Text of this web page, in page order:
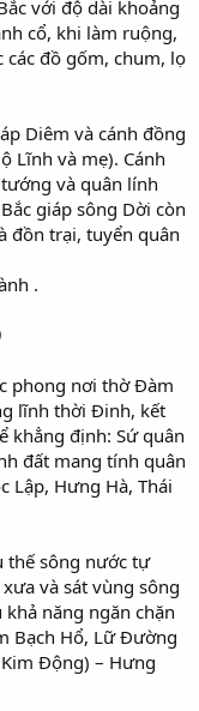
với độ dài khoảng
cổ, khi làm ruộng,
các đồ gốm, chum, lọ
Diêm và cánh đồng
Lĩnh và mẹ). Cánh
và quân lính
giáp sông Dời còn
đồn trại, tuyển quân
.
phong nơi thờ Đàm
lĩnh thời Đinh, kết
khẳng định: Sứ quân
đất mang tính quân
Lập, Hưng Hà, Thái
thế sông nước tự
và sát vùng sông
năng ngăn chặn
Bạch Hổ, Lữ Đường
Động) – Hưng